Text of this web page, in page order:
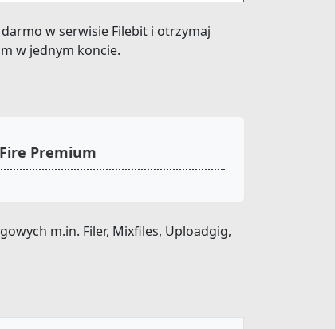
w serwisie Filebit i otrzymaj
w jednym koncie.
Premium
m.in. Filer, Mixfiles, Uploadgig,